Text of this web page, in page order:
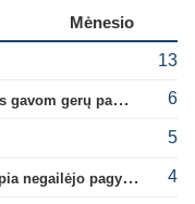
Mėnesio
13
A. Tapinas: „Iš europinio lygio komandos gavom gerų pamokų“ 6
5
Argentinos federacijos prezidentas C. Tapia negailėjo pagyrų G. Infantino 4